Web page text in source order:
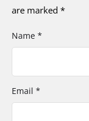
are marked *
Name *
Email *